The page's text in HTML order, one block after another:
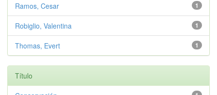
1
Ramos, Cesar
1
Robiglio, Valentina
1
Thomas, Evert
Título